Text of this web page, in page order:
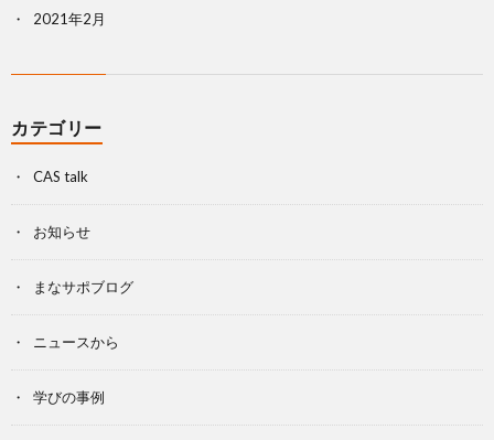
2021年2月
カテゴリー
CAS talk
お知らせ
まなサポブログ
ニュースから
学びの事例